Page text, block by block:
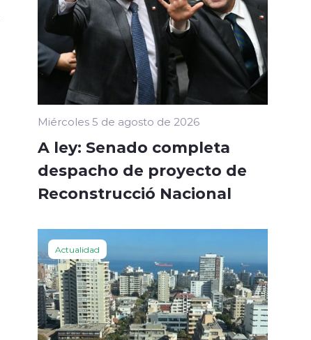
Miércoles 5 de agosto de 2026
A ley: Senado completa
despacho de proyecto de
Reconstrucció Nacional
Actualidad